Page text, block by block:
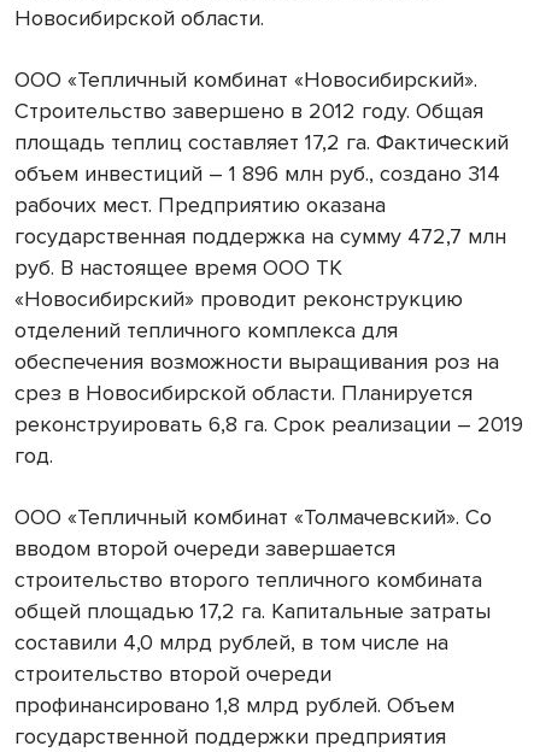
Новосибирской области.
ООО «Тепличный комбинат «Новосибирский».
Строительство завершено в 2012 году. Общая
площадь теплиц составляет 17,2 га. Фактический
объем инвестиций – 1 896 млн руб., создано 314
рабочих мест. Предприятию оказана
государственная поддержка на сумму 472,7 млн
руб. В настоящее время ООО ТК
«Новосибирский» проводит реконструкцию
отделений тепличного комплекса для
обеспечения возможности выращивания роз на
срез в Новосибирской области. Планируется
реконструировать 6,8 га. Срок реализации – 2019
год.
ООО «Тепличный комбинат «Толмачевский». Со
вводом второй очереди завершается
строительство второго тепличного комбината
общей площадью 17,2 га. Капитальные затраты
составили 4,0 млрд рублей, в том числе на
строительство второй очереди
профинансировано 1,8 млрд рублей. Объем
государственной поддержки предприятия